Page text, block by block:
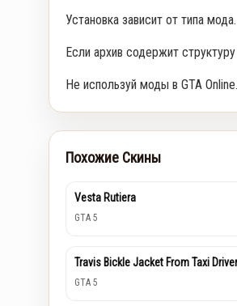
Установка зависит от типа
Если архив содержит
Не используй моды в GTA Online.
Похожие Скины
Vesta Rutiera
GTA 5
Travis Bickle Jacket From Taxi Driver
GTA 5